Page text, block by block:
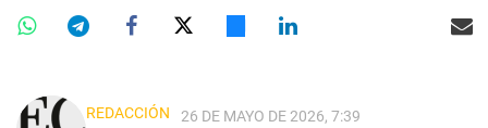
REDACCIÓN 26 DE MAYO DE 2026, 7:39